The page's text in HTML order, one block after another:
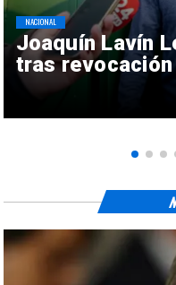
Joaquín Lavín
tras
NACIONAL